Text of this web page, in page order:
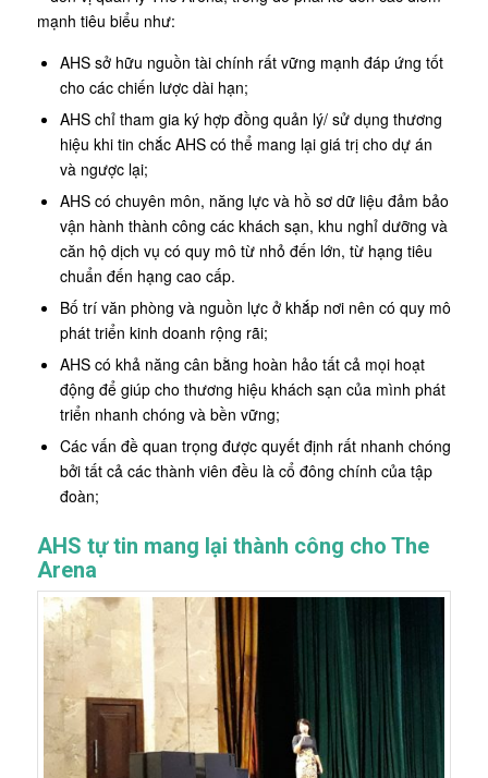
mạnh tiêu biểu như:
AHS sở hữu nguồn tài chính rất vững mạnh đáp ứng tốt
cho các chiến lược dài hạn;
AHS chỉ tham gia ký hợp đồng quản lý/ sử dụng thương
hiệu khi tin chắc AHS có thể mang lại giá trị cho dự án
và ngược lại;
AHS có chuyên môn, năng lực và hồ sơ dữ liệu đảm bảo
vận hành thành công các khách sạn, khu nghỉ dưỡng và
căn hộ dịch vụ có quy mô từ nhỏ đến lớn, từ hạng tiêu
chuẩn đến hạng cao cấp.
Bố trí văn phòng và nguồn lực ở khắp nơi nên có quy mô
phát triển kinh doanh rộng rãi;
AHS có khả năng cân bằng hoàn hảo tất cả mọi hoạt
động để giúp cho thương hiệu khách sạn của mình phát
triển nhanh chóng và bền vững;
Các vấn đề quan trọng được quyết định rất nhanh chóng
bởi tất cả các thành viên đều là cổ đông chính của tập
đoàn;
AHS tự tin mang lại thành công cho The
Arena